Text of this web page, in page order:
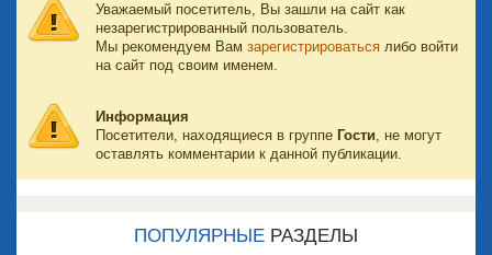
Уважаемый посетитель, Вы зашли на сайт как
незарегистрированный пользователь.
Мы рекомендуем Вам зарегистрироваться либо войти
на сайт под своим именем.
Информация
Посетители, находящиеся в группе Гости, не могут
оставлять комментарии к данной публикации.
ПОПУЛЯРНЫЕ РАЗДЕЛЫ